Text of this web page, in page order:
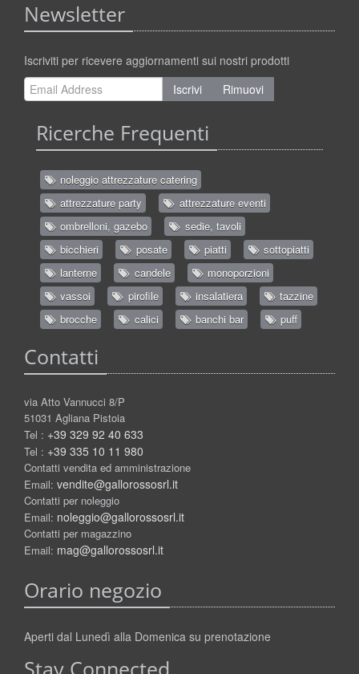
Newsletter
Iscriviti per ricevere aggiornamenti sui nostri prodotti
Iscrivi
Rimuovi
Ricerche Frequenti
noleggio attrezzature catering
attrezzature party
attrezzature eventi
ombrelloni, gazebo
sedie, tavoli
bicchieri
posate piatti
sottopiatti
lanterne
candele
monoporzioni
vassoi
pirofile insalatiera
tazzine
brocche
calici banchi bar puff
Contatti
via Atto Vannucci 8/P
51031 Agliana Pistoia
Tel : +39 329 92 40 633
Tel : +39 335 10 11 980
Contatti vendita ed amministrazione
Email: vendite@gallorossosrl.it
Contatti per noleggio
Email: noleggio@gallorossosrl.it
Contatti per magazzino
Email: mag@gallorossosrl.it
Orario negozio
Aperti dal Lunedì alla Domenica su prenotazione